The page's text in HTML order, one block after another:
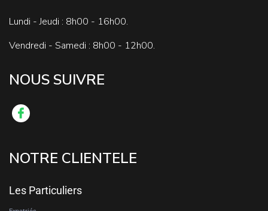
Lundi - Jeudi : 8h00 - 16h00.
Vendredi - Samedi : 8h00 - 12h00.
NOUS SUIVRE
NOTRE CLIENTELE
Les Particuliers